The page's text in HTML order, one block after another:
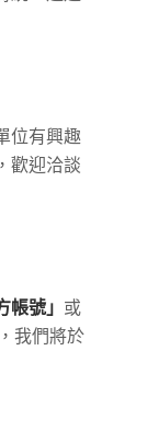
位有興趣
歡迎洽談
帳號」 或
，我們將於